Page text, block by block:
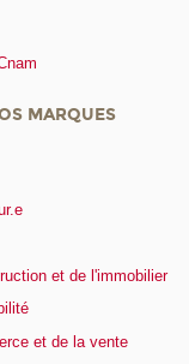
MARQUES
et de l'immobilier
et de la vente